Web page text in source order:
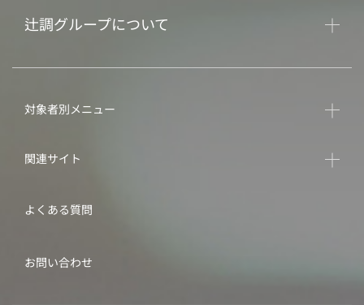
辻調グループについて
対象者別メニュー
関連サイト
よくある質問
お問い合わせ